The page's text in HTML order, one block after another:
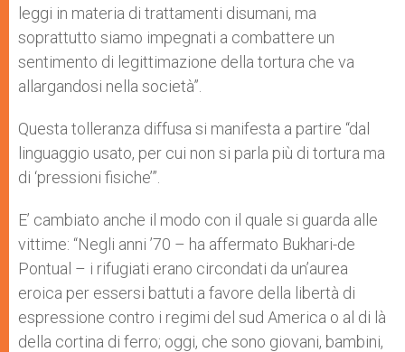
leggi in materia di trattamenti disumani, ma
soprattutto siamo impegnati a combattere un
sentimento di legittimazione della tortura che va
allargandosi nella società”.
Questa tolleranza diffusa si manifesta a partire “dal
linguaggio usato, per cui non si parla più di tortura ma
di ‘pressioni fisiche’”.
E’ cambiato anche il modo con il quale si guarda alle
vittime: “Negli anni ’70 – ha affermato Bukhari-de
Pontual – i rifugiati erano circondati da un’aurea
eroica per essersi battuti a favore della libertà di
espressione contro i regimi del sud America o al di là
della cortina di ferro; oggi, che sono giovani, bambini,